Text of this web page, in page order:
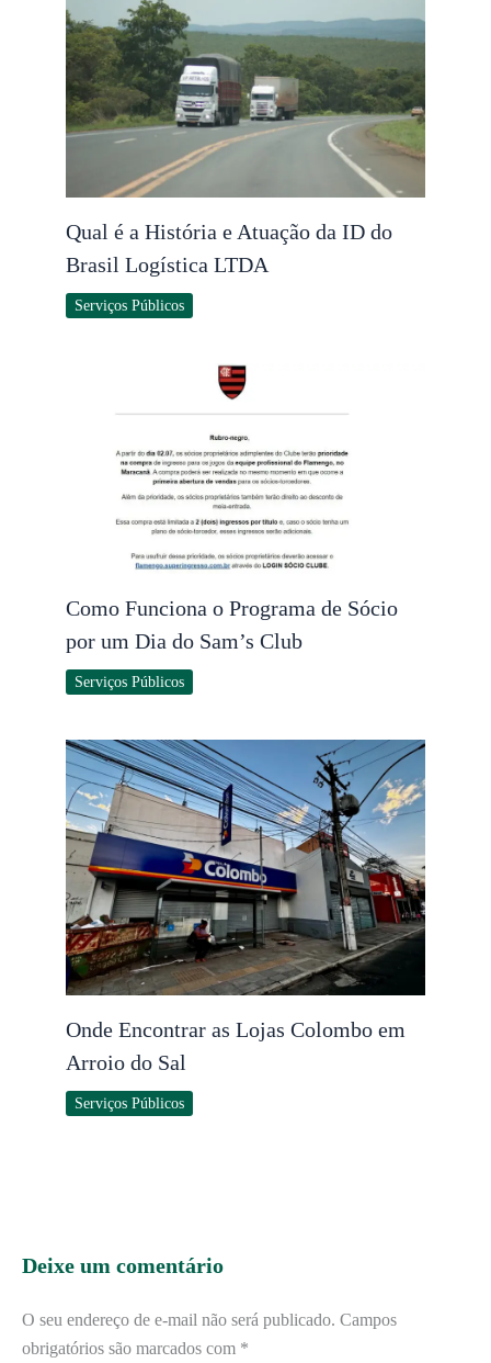
Qual é a História e Atuação da ID do
Brasil Logística LTDA
Serviços Públicos
Como Funciona o Programa de Sócio
por um Dia do Sam’s Club
Serviços Públicos
Onde Encontrar as Lojas Colombo em
Arroio do Sal
Serviços Públicos
Deixe um comentário
O seu endereço de e-mail não será publicado. Campos
obrigatórios são marcados com *